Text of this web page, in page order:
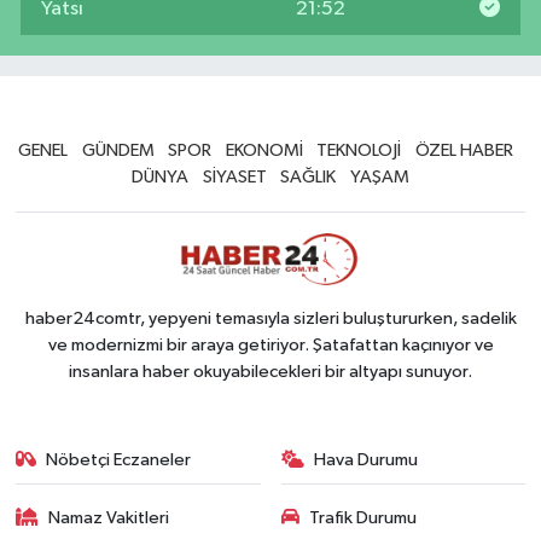
Yatsı 21:52
GENEL GÜNDEM SPOR EKONOMİ TEKNOLOJİ
ÖZEL HABER
DÜNYA
SİYASET SAĞLIK YAŞAM
haber24comtr, yepyeni temasıyla sizleri buluştururken, sadelik
ve modernizmi bir araya getiriyor. Şatafattan kaçınıyor ve
insanlara haber okuyabilecekleri bir altyapı sunuyor.
Nöbetçi Eczaneler Hava Durumu
Namaz Vakitleri Trafik Durumu